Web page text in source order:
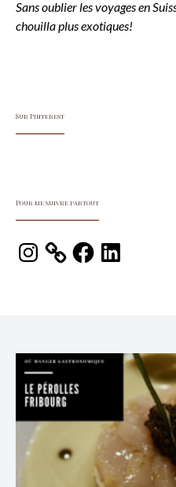
Sans oublier les voyages en
chouilla plus exotiques!
Sur Pinterest
Pour me suivre partout
Instagram FacebookLinkedIn